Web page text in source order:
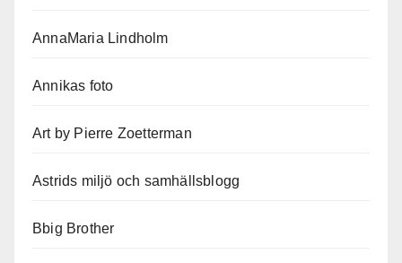
AnnaMaria Lindholm
Annikas foto
Art by Pierre Zoetterman
Astrids miljö och samhällsblogg
Bbig Brother